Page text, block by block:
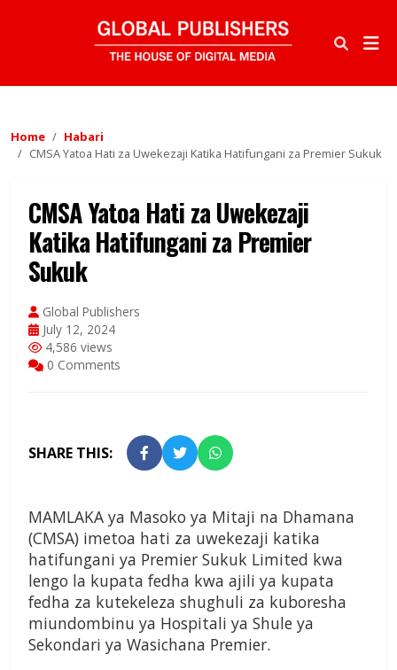
Home
Habari
CMSA Yatoa Hati za Uwekezaji Katika Hatifungani za Premier Sukuk
CMSA Yatoa Hati za Uwekezaji
Katika Hatifungani za Premier
Sukuk
Global Publishers
July 12, 2024
4,586 views
0 Comments
SHARE THIS:
MAMLAKA ya Masoko ya Mitaji na Dhamana
(CMSA) imetoa hati za uwekezaji katika
hatifungani ya Premier Sukuk Limited kwa
lengo la kupata fedha kwa ajili ya kupata
fedha za kutekeleza shughuli za kuboresha
miundombinu ya Hospitali ya Shule ya
Sekondari ya Wasichana Premier.